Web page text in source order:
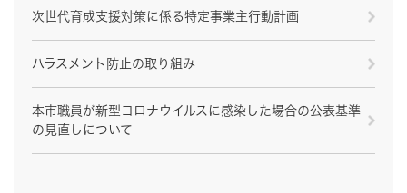
次世代育成支援対策に係る特定事業主行動計画
ハラスメント防止の取り組み
本市職員が新型コロナウイルスに感染した場合の公表基準
の見直しについて